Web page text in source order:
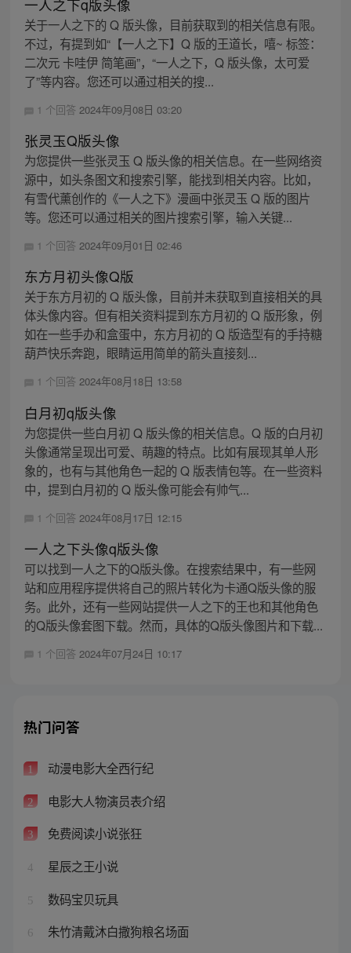
一人之下q版头像
关于一人之下的 Q 版头像，目前获取到的相关信息有限。
不过，有提到如“【一人之下】Q 版的王道长，嘻~ 标签：
二次元 卡哇伊 简笔画”，“一人之下，Q 版头像，太可爱
了”等内容。您还可以通过相关的搜...
1 个回答 2024年09月08日 03:20
张灵玉Q版头像
为您提供一些张灵玉 Q 版头像的相关信息。在一些网络资
源中，如头条图文和搜索引擎，能找到相关内容。比如，
有雪代薰创作的《一人之下》漫画中张灵玉 Q 版的图片
等。您还可以通过相关的图片搜索引擎，输入关键...
1 个回答 2024年09月01日 02:46
东方月初头像Q版
关于东方月初的 Q 版头像，目前并未获取到直接相关的具
体头像内容。但有相关资料提到东方月初的 Q 版形象，例
如在一些手办和盒蛋中，东方月初的 Q 版造型有的手持糖
葫芦快乐奔跑，眼睛运用简单的箭头直接刻...
1 个回答 2024年08月18日 13:58
白月初q版头像
为您提供一些白月初 Q 版头像的相关信息。Q 版的白月初
头像通常呈现出可爱、萌趣的特点。比如有展现其单人形
象的，也有与其他角色一起的 Q 版表情包等。在一些资料
中，提到白月初的 Q 版头像可能会有帅气...
1 个回答 2024年08月17日 12:15
一人之下头像q版头像
可以找到一人之下的Q版头像。在搜索结果中，有一些网
站和应用程序提供将自己的照片转化为卡通Q版头像的服
务。此外，还有一些网站提供一人之下的王也和其他角色
的Q版头像套图下载。然而，具体的Q版头像图片和下载...
1 个回答 2024年07月24日 10:17
热门问答
1 动漫电影大全西行纪
2 电影大人物演员表介绍
3 免费阅读小说张狂
4 星辰之王小说
5 数码宝贝玩具
6 朱竹清戴沐白撒狗粮名场面